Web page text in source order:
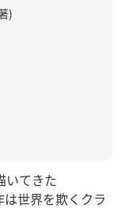
)
いてきた
世界を欺くクラ